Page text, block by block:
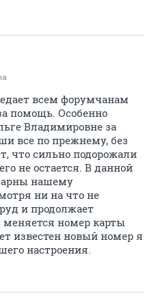
всем форумчанам
помощь. Особенно
Владимировне за
все по прежнему, без
что сильно подорожали
не остается. В данной
нашему
ни на что не
и продолжает
номер карты
известен новый номер я
настроения.